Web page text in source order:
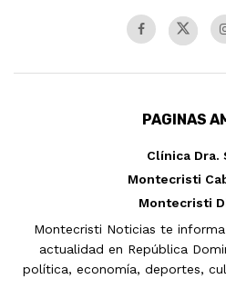
PAGINAS
Clínica Dra.
Montecristi
Montecristi
Montecristi Noticias te
actualidad en República
política, economía, deportes,